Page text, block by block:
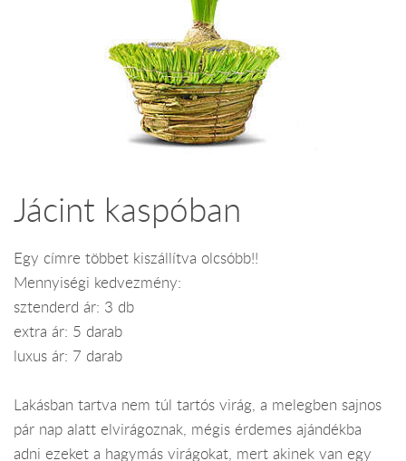
Jácint kaspóban
Egy címre többet kiszállítva olcsóbb!!
Mennyiségi kedvezmény:
sztenderd ár: 3 db
extra ár: 5 darab
luxus ár: 7 darab
Lakásban tartva nem túl tartós virág, a melegben sajnos
pár nap alatt elvirágoznak, mégis érdemes ajándékba
adni ezeket a hagymás virágokat, mert akinek van egy